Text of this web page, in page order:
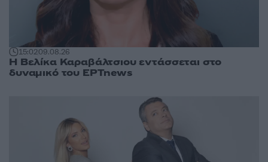
15:0209.08.26
Η Βελίκα Καραβάλτσιου εντάσσεται στο
δυναμικό του ΕΡΤnews